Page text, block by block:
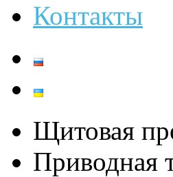
Контакты
Щитовая
Приводная